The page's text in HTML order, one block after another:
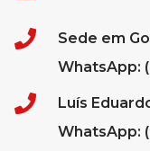
Sede em
WhatsApp:
Luís
WhatsApp: